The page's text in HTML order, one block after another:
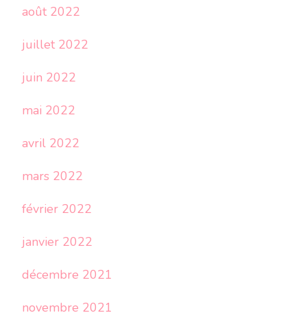
août 2022
juillet 2022
juin 2022
mai 2022
avril 2022
mars 2022
février 2022
janvier 2022
décembre 2021
novembre 2021